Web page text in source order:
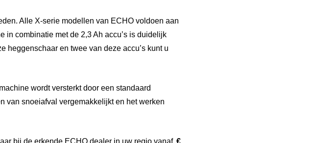
Alle X-serie modellen van ECHO voldoen aan
in combinatie met de 2,3 Ah accu’s is duidelijk
heggenschaar en twee van deze accu’s kunt u
wordt versterkt door een standaard
van snoeiafval vergemakkelijkt en het werken
bij de erkende ECHO dealer in uw regio vanaf €